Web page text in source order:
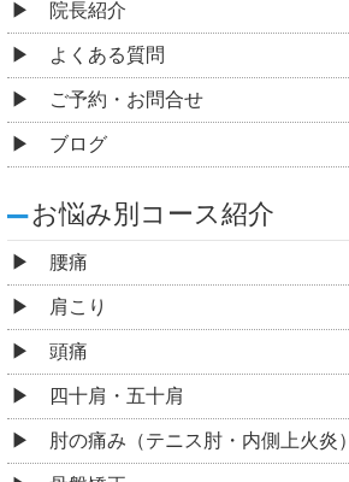
院長紹介
よくある質問
ご予約・お問合せ
ブログ
お悩み別コース紹介
腰痛
肩こり
頭痛
四十肩・五十肩
肘の痛み（テニス肘・内側上火炎）